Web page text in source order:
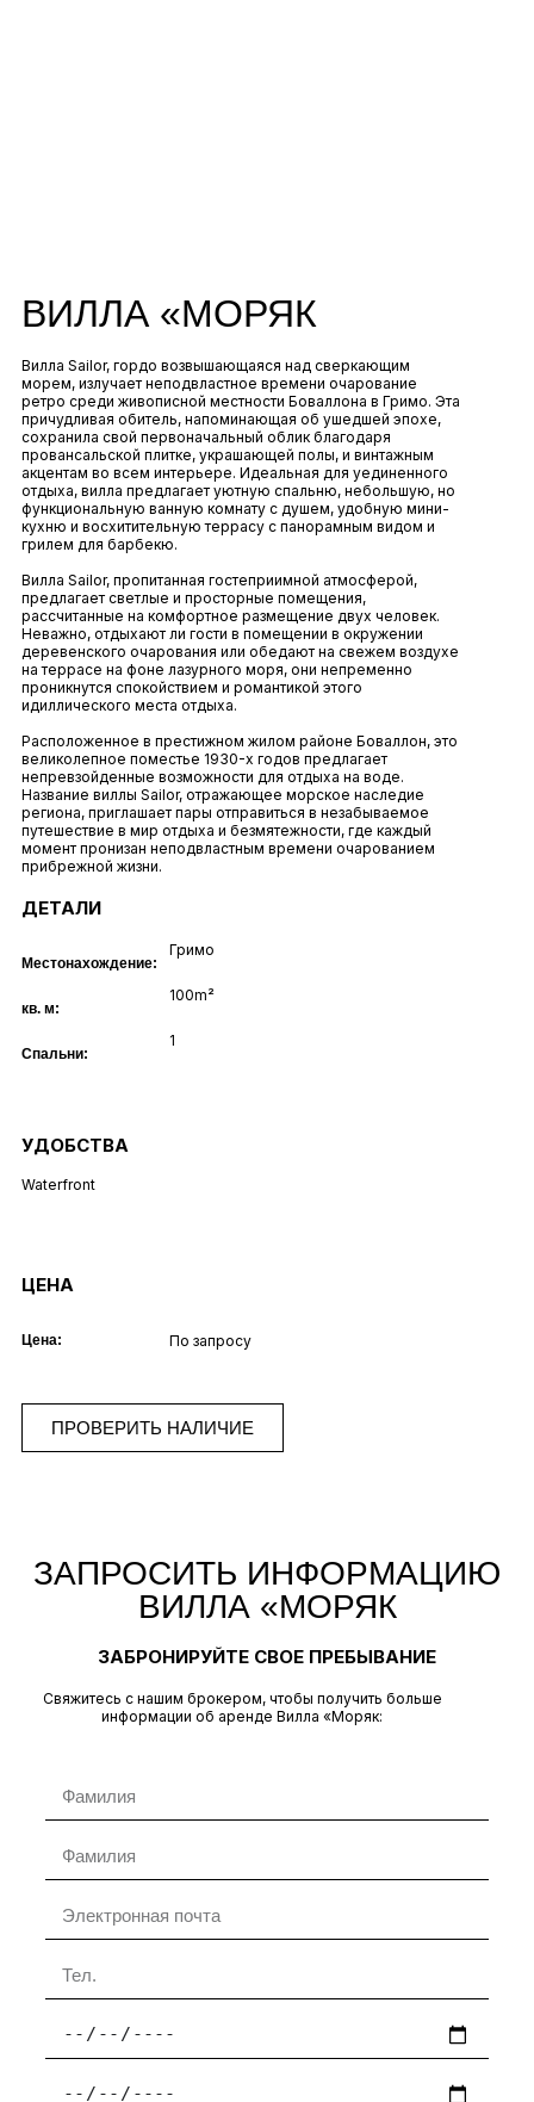
ВИЛЛА «МОРЯК
Вилла Sailor, гордо возвышающаяся над сверкающим
морем, излучает неподвластное времени очарование
ретро среди живописной местности Боваллона в Гримо. Эта
причудливая обитель, напоминающая об ушедшей эпохе,
сохранила свой первоначальный облик благодаря
провансальской плитке, украшающей полы, и винтажным
акцентам во всем интерьере. Идеальная для уединенного
отдыха, вилла предлагает уютную спальню, небольшую, но
функциональную ванную комнату с душем, удобную мини-
кухню и восхитительную террасу с панорамным видом и
грилем для барбекю.
Вилла Sailor, пропитанная гостеприимной атмосферой,
предлагает светлые и просторные помещения,
рассчитанные на комфортное размещение двух человек.
Неважно, отдыхают ли гости в помещении в окружении
деревенского очарования или обедают на свежем воздухе
на террасе на фоне лазурного моря, они непременно
проникнутся спокойствием и романтикой этого
идиллического места отдыха.
Расположенное в престижном жилом районе Боваллон, это
великолепное поместье 1930-х годов предлагает
непревзойденные возможности для отдыха на воде.
Название виллы Sailor, отражающее морское наследие
региона, приглашает пары отправиться в незабываемое
путешествие в мир отдыха и безмятежности, где каждый
момент пронизан неподвластным времени очарованием
прибрежной жизни.
ДЕТАЛИ
Местонахождение:
Гримо
кв. м:
100m²
Спальни:
1
УДОБСТВА
Waterfront
ЦЕНА
Цена: По запросу
ПРОВЕРИТЬ НАЛИЧИЕ
ЗАПРОСИТЬ ИНФОРМАЦИЮ
ВИЛЛА «МОРЯК
ЗАБРОНИРУЙТЕ СВОЕ ПРЕБЫВАНИЕ
Свяжитесь с нашим брокером, чтобы получить больше
информации об аренде Вилла «Моряк: